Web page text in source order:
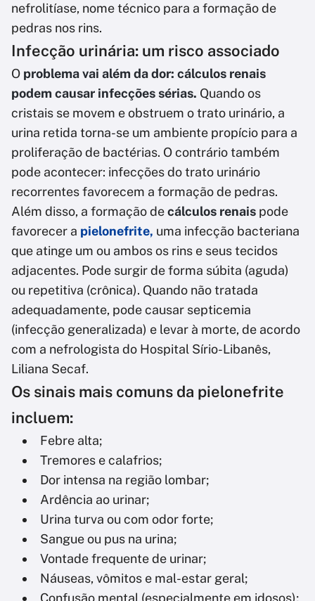
nefrolitíase, nome técnico para a formação de
pedras nos rins.
Infecção urinária: um risco associado
O problema vai além da dor: cálculos renais
podem causar infecções sérias. Quando os
cristais se movem e obstruem o trato urinário, a
urina retida torna-se um ambiente propício para a
proliferação de bactérias. O contrário também
pode acontecer: infecções do trato urinário
recorrentes favorecem a formação de pedras.
Além disso, a formação decálculos renais pode
favorecer a pielonefrite, uma infecção bacteriana
que atinge um ou ambos os rins e seus tecidos
adjacentes. Pode surgir de forma súbita (aguda)
ou repetitiva (crônica). Quando não tratada
adequadamente, pode causar septicemia
(infecção generalizada) e levar à morte, de acordo
com a nefrologista do Hospital Sírio-Libanês,
Liliana Secaf.
Os sinais mais comuns da pielonefrite
incluem:
Febre alta;
Tremores e calafrios;
Dor intensa na região lombar;
Ardência ao urinar;
Urina turva ou com odor forte;
Sangue ou pus na urina;
Vontade frequente de urinar;
Náuseas, vômitos e mal-estar geral;